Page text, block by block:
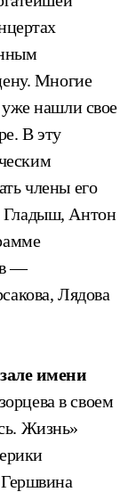
Многие
уже нашли свое
В эту
члены его
Гладыш, Антон
—
Лядова
имени
в своем
Жизнь»